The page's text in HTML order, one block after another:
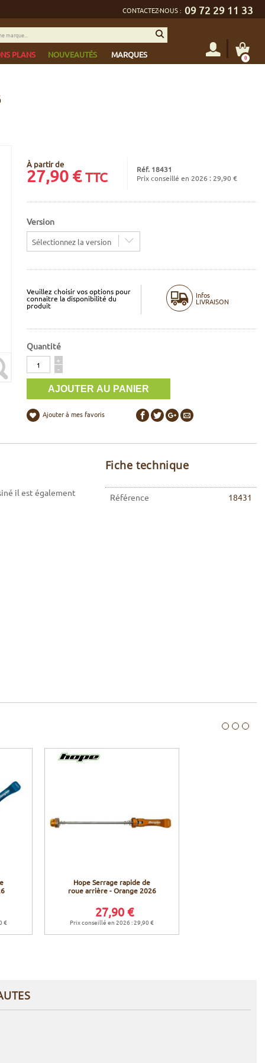
CONTACTEZ-NOUS : 09 72 29 11 33
PLANS NOUVEAUTÉS MARQUES 0
À partir de
27,90€ TTC
Réf. 18431
Prix conseillé en 2026 : 29,90 €
Version
Sélectionnez la version
Veuillez choisir vos options pour
connaitre la disponibilité du
produit
Infos
LIVRAISON
Quantité
Quantité
+
-
Ajouter à mes favoris
il est également
Fiche technique
Référence 18431
€
Hope Serrage rapide de
roue arrière - Orange 2026
27,90 €
Prix conseillé en 2026 : 29,90 €